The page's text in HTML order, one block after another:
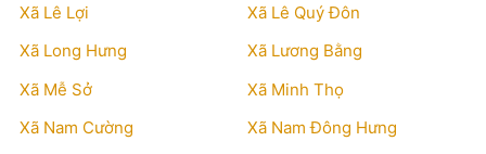
Xã Lê Lợi
Xã Lê Quý Đôn
Xã Long Hưng
Xã Lương Bằng
Xã Mễ Sở
Xã Minh Thọ
Xã Nam Cường
Xã Nam Đông Hưng